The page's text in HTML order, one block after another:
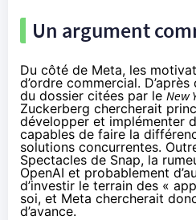
Un argument
Du côté de Meta, les
d’ordre commercial.
du dossier citées par leNew
Zuckerberg chercherait
développer et implémenter
capables de faire la
solutions concurrentes.
Spectacles de Snap, la
OpenAI et probablement
d’investir le terrain des «
soi, et Meta chercherait
d’avance.